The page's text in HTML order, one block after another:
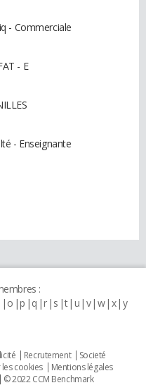
- Commerciale
- E
- Enseignante
:
o p q r s t u v w x y
Recrutement
Societé
cookies
Mentions légales
© 2022 CCM Benchmark